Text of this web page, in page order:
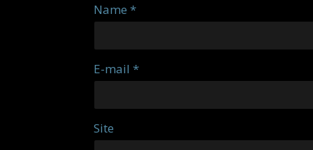
Name *
E-mail *
Site